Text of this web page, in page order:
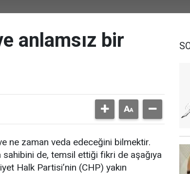
anlamsız bir
ne zaman veda edeceğini bilmektir.
sahibini de, temsil ettiği fikri de aşağıya
Halk Partisi’nin (CHP) yakın